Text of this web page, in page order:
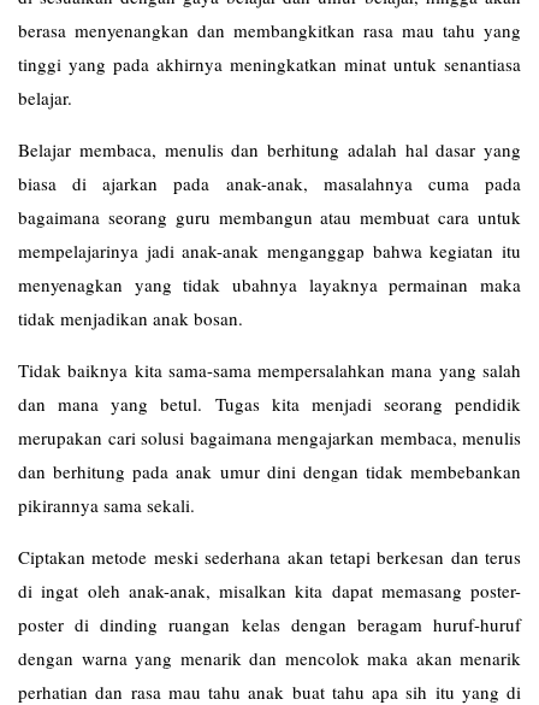
berasa menyenangkan dan membangkitkan rasa mau tahu yang
tinggi yang pada akhirnya meningkatkan minat untuk senantiasa
belajar.
Belajar membaca, menulis dan berhitung adalah hal dasar yang
biasa di ajarkan pada anak-anak, masalahnya cuma pada
bagaimana seorang guru membangun atau membuat cara untuk
mempelajarinya jadi anak-anak menganggap bahwa kegiatan itu
menyenagkan yang tidak ubahnya layaknya permainan maka
tidak menjadikan anak bosan.
Tidak baiknya kita sama-sama mempersalahkan mana yang salah
dan mana yang betul. Tugas kita menjadi seorang pendidik
merupakan cari solusi bagaimana mengajarkan membaca, menulis
dan berhitung pada anak umur dini dengan tidak membebankan
pikirannya sama sekali.
Ciptakan metode meski sederhana akan tetapi berkesan dan terus
di ingat oleh anak-anak, misalkan kita dapat memasang poster-
poster di dinding ruangan kelas dengan beragam huruf-huruf
dengan warna yang menarik dan mencolok maka akan menarik
perhatian dan rasa mau tahu anak buat tahu apa sih itu yang di